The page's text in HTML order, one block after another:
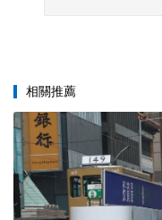
相關推薦